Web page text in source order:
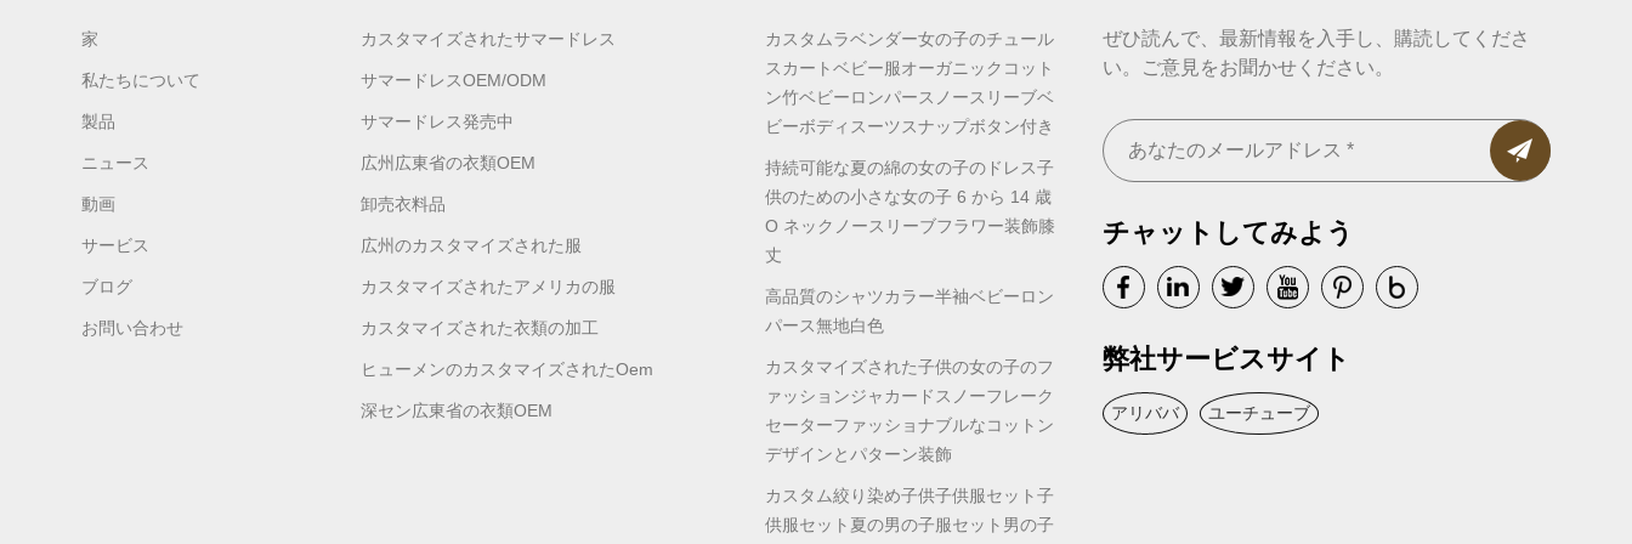
家
私たちについて
製品
ニュース
動画
サービス
ブログ
お問い合わせ
カスタマイズされたサマードレス
サマードレスOEM/ODM
サマードレス発売中
広州広東省の衣類OEM
卸売衣料品
広州のカスタマイズされた服
カスタマイズされたアメリカの服
カスタマイズされた衣類の加工
ヒューメンのカスタマイズされたoem
深セン広東省の衣類OEM
カスタムラベンダー女の子のチュール
スカートベビー服オーガニックコット
ン竹ベビーロンパースノースリーブベ
ビーボディスーツスナップボタン付き
持続可能な夏の綿の女の子のドレス子
供のための小さな女の子 6 から 14 歳
O ネックノースリーブフラワー装飾膝
丈
高品質のシャツカラー半袖ベビーロン
パース無地白色
カスタマイズされた子供の女の子のフ
ァッションジャカードスノーフレーク
セーターファッショナブルなコットン
デザインとパターン装飾
カスタム絞り染め子供子供服セット子
供服セット夏の男の子服セット男の子
ぜひ読んで、最新情報を入手し、購読してくださ
い。ご意見をお聞かせください。
チャットしてみよう
弊社サービスサイト
アリババ ユーチューブ